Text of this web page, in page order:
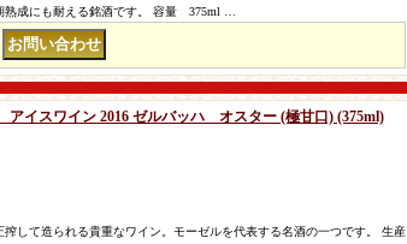
熟成にも耐える銘酒です。 容量 375ml …
イスワイン 2016 ゼルバッハ オスター (極甘口) (375ml)
して造られる貴重なワイン。モーゼルを代表する名酒の一つです。 生産